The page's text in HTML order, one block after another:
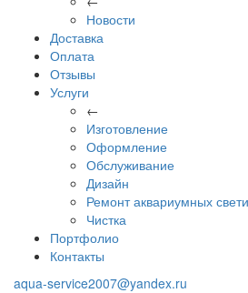
Новости
Доставка
Оплата
Отзывы
Услуги
←
Изготовление
Оформление
Обслуживание
Дизайн
Ремонт аквариумных
Чистка
Портфолио
Контакты
aqua-service2007@yandex.ru